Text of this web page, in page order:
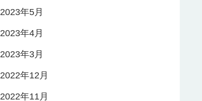
2023年5月
2023年4月
2023年3月
2022年12月
2022年11月